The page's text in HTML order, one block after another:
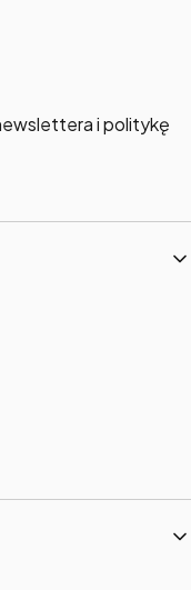
i politykę